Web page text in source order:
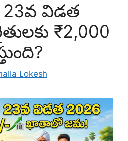
23వ విడత
₹2,000
Lokesh